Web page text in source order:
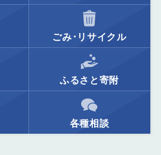
ごみ･リサイクル
ふるさと寄附
各種相談